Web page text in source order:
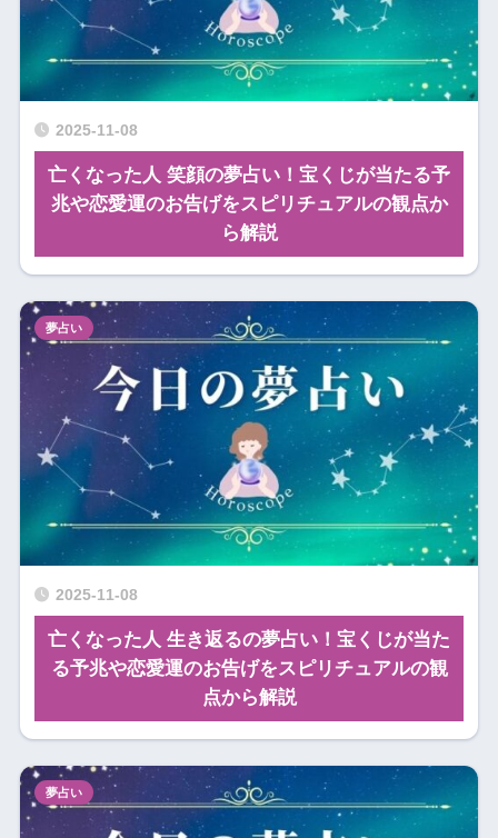
2025-11-08
亡くなった人 笑顔の夢占い！宝くじが当たる予
兆や恋愛運のお告げをスピリチュアルの観点か
ら解説
2025-11-08
亡くなった人 生き返るの夢占い！宝くじが当た
る予兆や恋愛運のお告げをスピリチュアルの観
点から解説
夢占い
夢占い